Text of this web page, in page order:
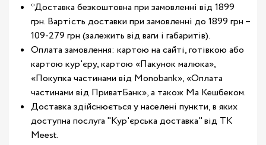
*Доставка безкоштовна при замовленні від 1899
грн. Вартість доставки при замовленні до 1899 грн –
109-279 грн (залежить від ваги і габаритів).
Оплата замовлення: картою на сайті, готівкою або
картою кур'єру, картою «Пакунок малюка»,
«Покупка частинами від Monobank», «Оплата
частинами від ПриватБанк», а також Ма Кешбеком.
Доставка здійснюється у населені пункти, в яких
доступна послуга "Кур'єрська доставка" від ТК
Meest.